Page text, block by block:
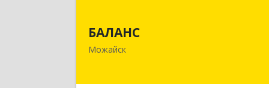
БАЛАНС
Можайск